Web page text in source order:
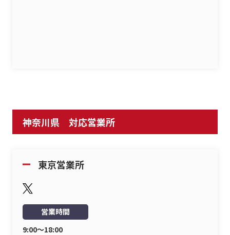
神奈川県 対応営業所
東京営業所
営業時間
9:00〜18:00